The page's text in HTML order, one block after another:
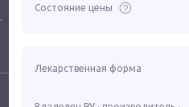
Состояние цены
Лекарственная форма